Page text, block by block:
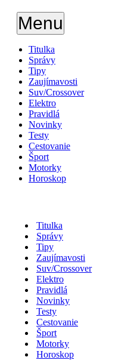
Menu
Titulka
Správy
Tipy
Zaujímavosti
Suv/Crossover
Elektro
Pravidlá
Novinky
Testy
Cestovanie
Šport
Motorky
Horoskop
Titulka
Správy
Tipy
Zaujímavosti
Suv/Crossover
Elektro
Pravidlá
Novinky
Testy
Cestovanie
Šport
Motorky
Horoskop